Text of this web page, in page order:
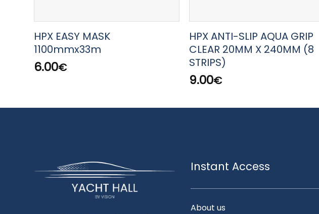
HPX EASY MASK
1100mmx33m
6.00€
HPX ANTI-SLIP AQUA GRIP
CLEAR 20MM X 240MM (8
STRIPS)
9.00€
Instant Access
About us